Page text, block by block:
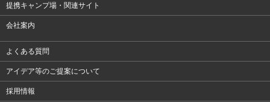
提携キャンプ場・関連サイト
会社案内
よくある質問
アイデア等のご提案について
採用情報